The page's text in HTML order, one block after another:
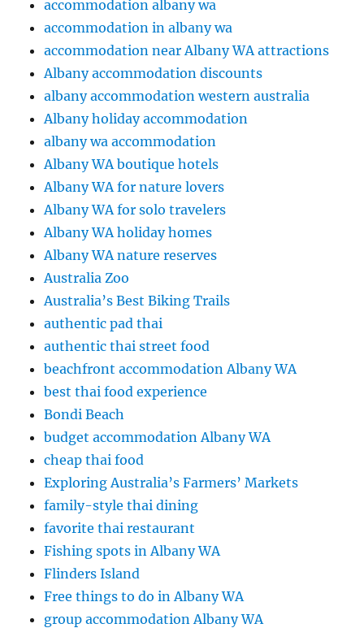
accommodation albany wa
accommodation in albany wa
accommodation near Albany WA attractions
Albany accommodation discounts
albany accommodation western australia
Albany holiday accommodation
albany wa accommodation
Albany WA boutique hotels
Albany WA for nature lovers
Albany WA for solo travelers
Albany WA holiday homes
Albany WA nature reserves
Australia Zoo
Australia’s Best Biking Trails
authentic pad thai
authentic thai street food
beachfront accommodation Albany WA
best thai food experience
Bondi Beach
budget accommodation Albany WA
cheap thai food
Exploring Australia’s Farmers’ Markets
family-style thai dining
favorite thai restaurant
Fishing spots in Albany WA
Flinders Island
Free things to do in Albany WA
group accommodation Albany WA